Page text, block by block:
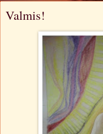
Valmis!